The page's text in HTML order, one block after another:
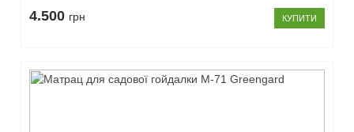
4.500 грн КУПИТИ